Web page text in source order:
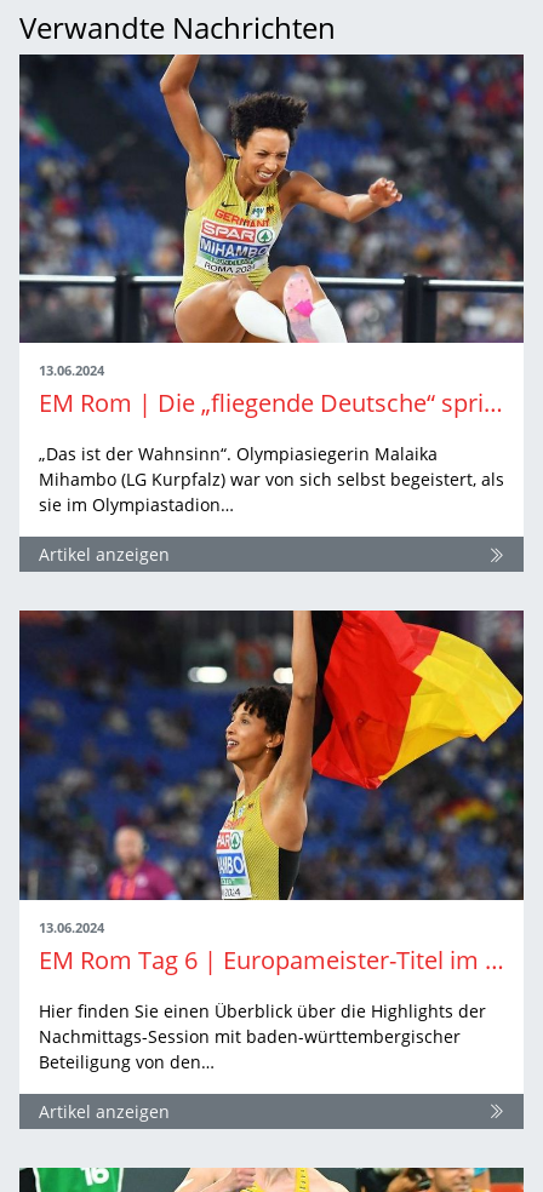
Verwandte Nachrichten
13.06.2024
EM Rom | Die „fliegende Deutsche“ springt wieder mal zu Gold
„Das ist der Wahnsinn“. Olympiasiegerin Malaika
Mihambo (LG Kurpfalz) war von sich selbst begeistert, als
sie im Olympiastadion…
Artikel anzeigen
13.06.2024
EM Rom Tag 6 | Europameister-Titel im Weitsprung
Hier finden Sie einen Überblick über die Highlights der
Nachmittags-Session mit baden-württembergischer
Beteiligung von den…
Artikel anzeigen